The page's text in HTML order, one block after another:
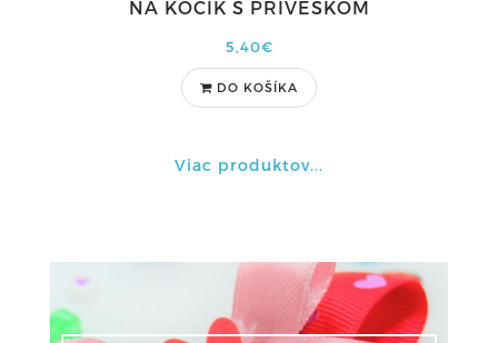
NA KOČÍK S PRÍVESKOM
5,40€
DO KOŠÍKA
Viac produktov...